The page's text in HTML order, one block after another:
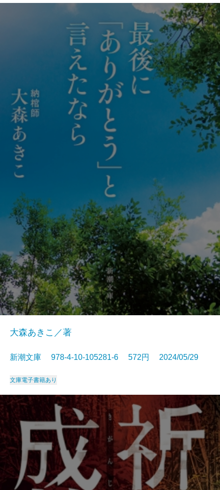
大森あきこ／著
新潮文庫 978-4-10-105281-6 572円 2024/05/29
文庫電子書籍あり